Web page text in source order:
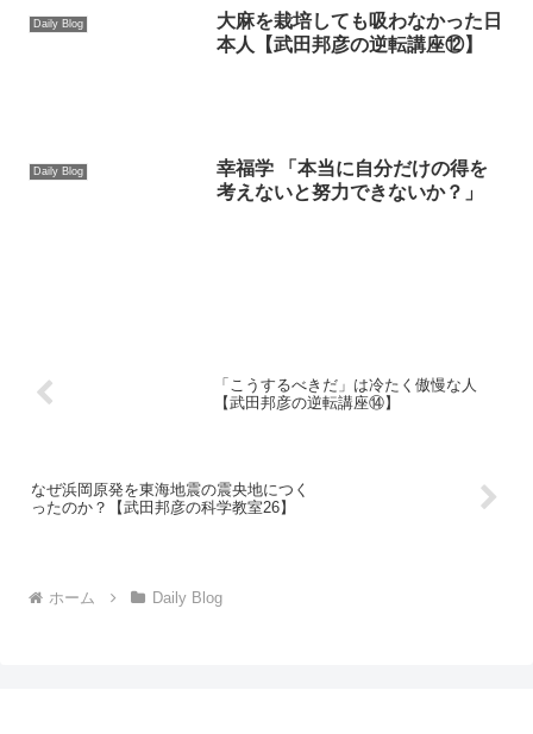
Daily Blog
大麻を栽培しても吸わなかった日
本人【武田邦彦の逆転講座⑫】
Daily Blog
幸福学 「本当に自分だけの得を
考えないと努力できないか？」
「こうするべきだ」は冷たく傲慢な人
【武田邦彦の逆転講座⑭】
なぜ浜岡原発を東海地震の震央地につく
ったのか？【武田邦彦の科学教室26】
ホーム Daily Blog